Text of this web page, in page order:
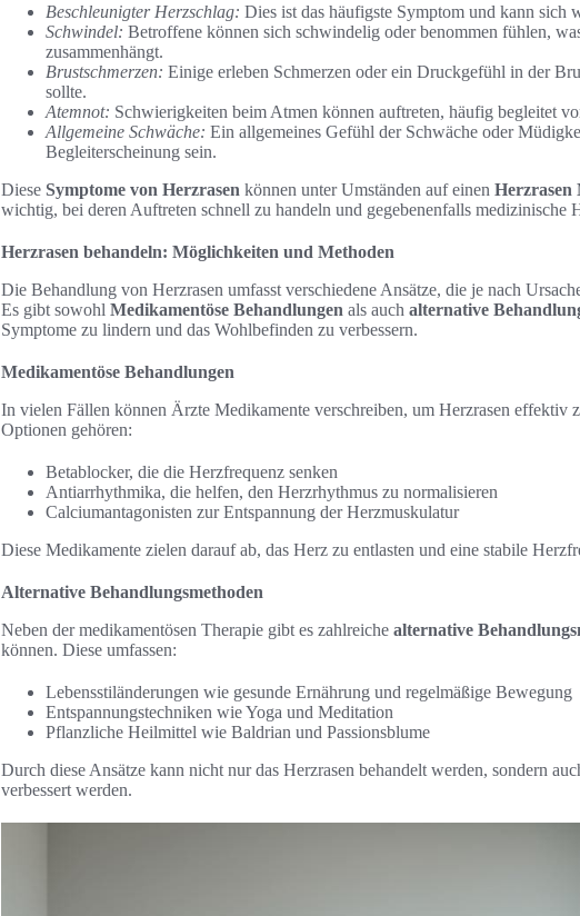
Beschleunigter Herzschlag: Dies ist das häufigste Symptom und kann sich
Schwindel: Betroffene können sich schwindelig oder benommen fühlen,
zusammenhängt.
Brustschmerzen: Einige erleben Schmerzen oder ein Druckgefühl in der
sollte.
Atemnot: Schwierigkeiten beim Atmen können auftreten, häufig begleitet
Allgemeine Schwäche: Ein allgemeines Gefühl der Schwäche oder
Begleiterscheinung sein.
Diese Symptome von Herzrasen können unter Umständen auf einen Herzrasen
wichtig, bei deren Auftreten schnell zu handeln und gegebenenfalls medizinische
Herzrasen behandeln: Möglichkeiten und Methoden
Die Behandlung von Herzrasen umfasst verschiedene Ansätze, die je nach
Es gibt sowohl Medikamentöse Behandlungen als auch alternative
Symptome zu lindern und das Wohlbefinden zu verbessern.
Medikamentöse Behandlungen
In vielen Fällen können Ärzte Medikamente verschreiben, um Herzrasen effektiv
Optionen gehören:
Betablocker, die die Herzfrequenz senken
Antiarrhythmika, die helfen, den Herzrhythmus zu normalisieren
Calciumantagonisten zur Entspannung der Herzmuskulatur
Diese Medikamente zielen darauf ab, das Herz zu entlasten und eine stabile
Alternative Behandlungsmethoden
Neben der medikamentösen Therapie gibt es zahlreiche alternative
können. Diese umfassen:
Lebensstiländerungen wie gesunde Ernährung und regelmäßige Bewegung
Entspannungstechniken wie Yoga und Meditation
Pflanzliche Heilmittel wie Baldrian und Passionsblume
Durch diese Ansätze kann nicht nur das Herzrasen behandelt werden, sondern
verbessert werden.